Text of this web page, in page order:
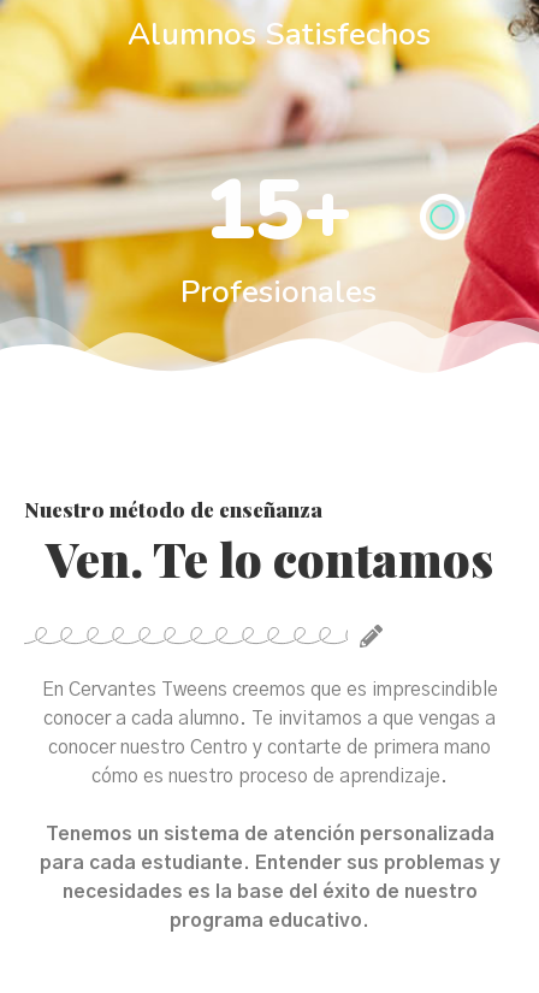
Alumnos Satisfechos
Profesionales
15+
Nuestro método de enseñanza
Ven. Te lo contamos
En Cervantes Tweens creemos que es imprescindible
conocer a cada alumno. Te invitamos a que vengas a
conocer nuestro Centro y contarte de primera mano
cómo es nuestro proceso de aprendizaje.
Tenemos un sistema de atención personalizada
para cada estudiante. Entender sus problemas y
necesidades es la base del éxito de nuestro
programa educativo.